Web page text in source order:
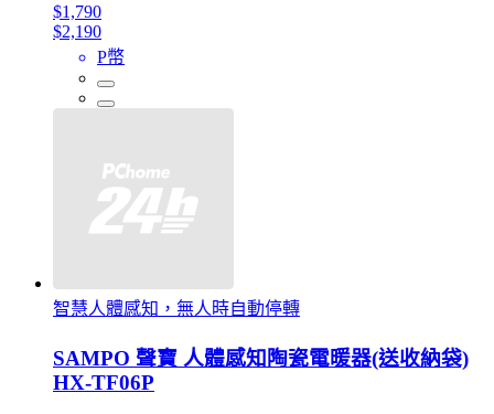
$1,790
$2,190
P幣
智慧人體感知，無人時自動停轉
SAMPO 聲寶 人體感知陶瓷電暖器(送收納袋)
HX-TF06P